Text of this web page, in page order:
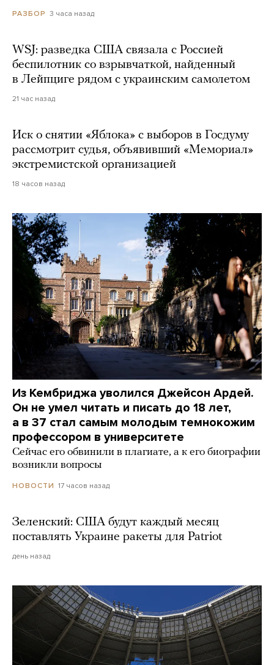
РАЗБОР 3 часа назад
WSJ: разведка США связала с Россией
беспилотник со взрывчаткой, найденный
в Лейпциге рядом с украинским самолетом
21 час назад
Иск о снятии «Яблока» с выборов в Госдуму
рассмотрит судья, объявивший «Мемориал»
экстремистской организацией
18 часов назад
Из Кембриджа уволился Джейсон Ардей.
Он не умел читать и писать до 18 лет,
а в 37 стал самым молодым темнокожим
профессором в университете
Сейчас его обвинили в плагиате, а к его биографии
возникли вопросы
НОВОСТИ 17 часов назад
Зеленский: США будут каждый месяц
поставлять Украине ракеты для Patriot
день назад